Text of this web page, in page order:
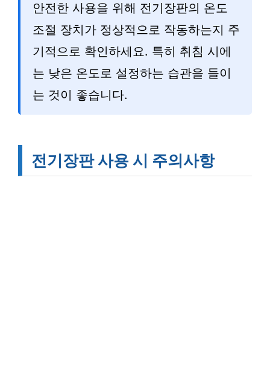
안전한 사용을 위해 전기장판의 온도
조절 장치가 정상적으로 작동하는지 주
기적으로 확인하세요. 특히 취침 시에
는 낮은 온도로 설정하는 습관을 들이
는 것이 좋습니다.
전기장판 사용 시 주의사항